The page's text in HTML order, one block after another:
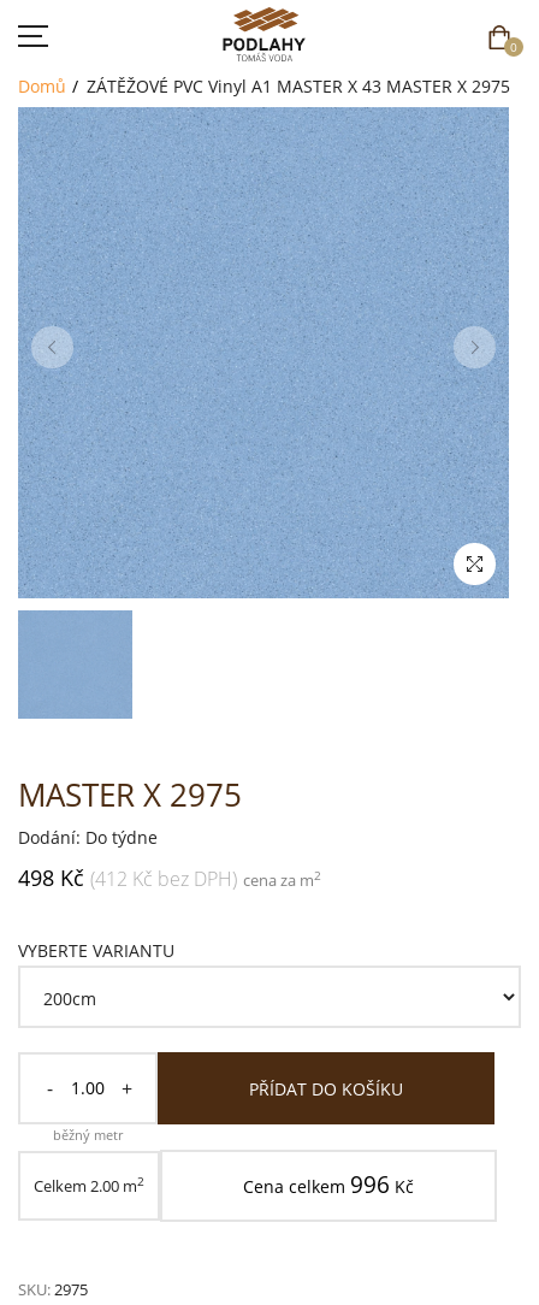
0
DOMŮ
SORTIMENT
AKCE
CENÍK
REFERENCE
SOUTĚŽ
KONTAKT
Domů ZÁTĚŽOVÉ PVC Vinyl A1 MASTER X 43 MASTER X 2975
MASTER X 2975
Dodání: Do týdne
498 Kč (412 Kč bez DPH) cena za m2
VYBERTE VARIANTU
- +
běžný metr
PŘÍDAT DO KOŠÍKU
Celkem 2.00 m2 Cena celkem 996 Kč
SKU: 2975